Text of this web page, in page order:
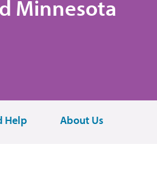
Minnesota
Help About Us